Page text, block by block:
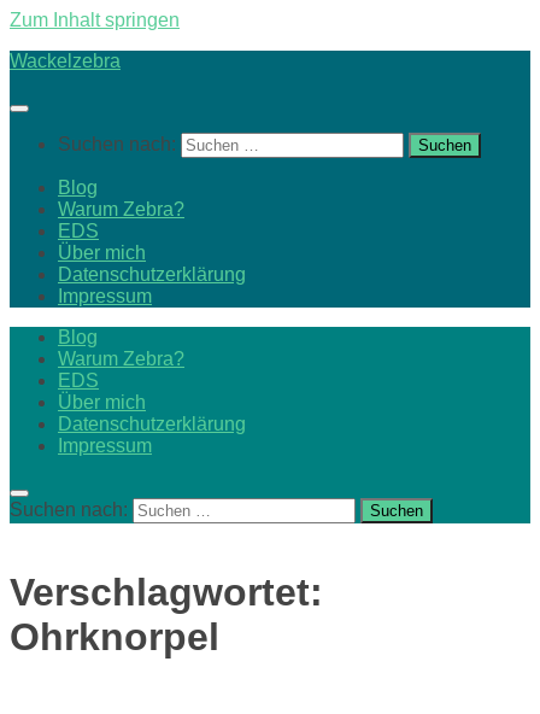
Zum Inhalt springen
Wackelzebra
Suchen nach:
Blog
Warum Zebra?
EDS
Über mich
Datenschutzerklärung
Impressum
Blog
Warum Zebra?
EDS
Über mich
Datenschutzerklärung
Impressum
Suchen nach:
Verschlagwortet:
Ohrknorpel